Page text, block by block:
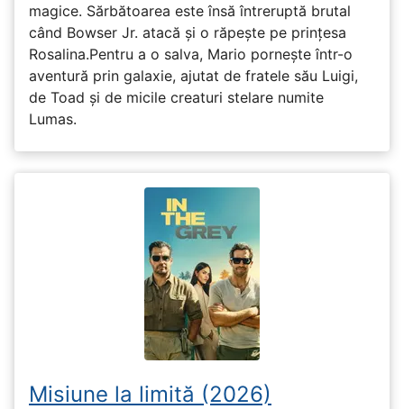
magice. Sărbătoarea este însă întreruptă brutal
când Bowser Jr. atacă și o răpește pe prinţesa
Rosalina.Pentru a o salva, Mario pornește într-o
aventură prin galaxie, ajutat de fratele său Luigi,
de Toad și de micile creaturi stelare numite
Lumas.
Misiune la limită (2026)